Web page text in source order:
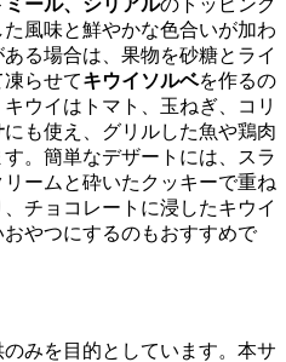
風味と鮮やかな色合いが加わ
る場合は、果物を砂糖とライ
らせてキウイソルベを作るの
ウイはトマト、玉ねぎ、コリ
にも使え、グリルした魚や鶏肉
。簡単なデザートには、スラ
ームと砕いたクッキーで重ね
チョコレートに浸したキウイ
やつにするのもおすすめで
みを目的としています。本サ